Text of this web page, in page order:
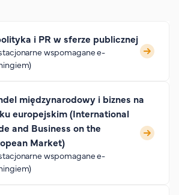
i PR w sferze publicznej
wspomagane e-
międzynarodowy i biznes na
europejskim (International
and Business on the
Market)
wspomagane e-